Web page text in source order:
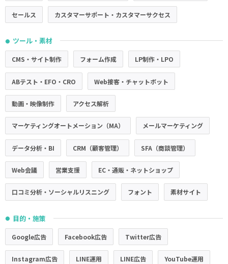
セールス カスタマーサポート・カスタマーサクセス
● ツール・素材
CMS・サイト制作 フォーム作成 LP制作・LPO
ABテスト・EFO・CRO Web接客・チャットボット
動画・映像制作 アクセス解析
マーケティングオートメーション（MA） メールマーケティング
データ分析・BI CRM（顧客管理） SFA（商談管理）
Web会議 営業支援 EC・通販・ネットショップ
口コミ分析・ソーシャルリスニング フォント 素材サイト
● 目的・施策
Google広告 Facebook広告 Twitter広告
Instagram広告 LINE運用 LINE広告 YouTube運用